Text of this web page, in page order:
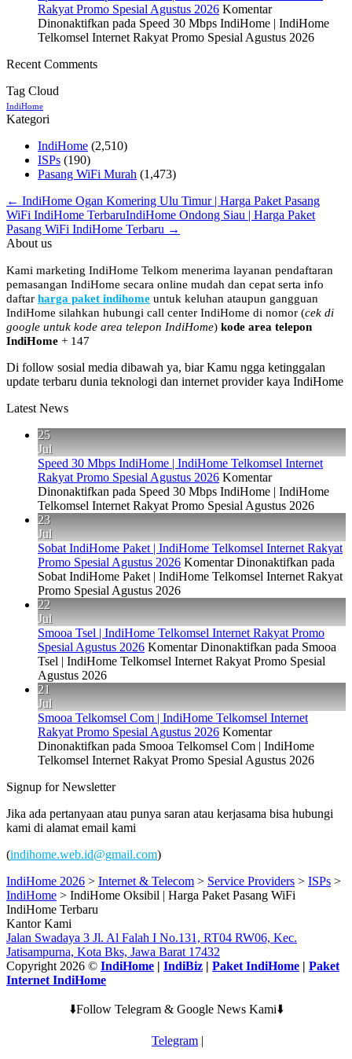
Rakyat Promo Spesial Agustus 2026 Komentar
Dinonaktifkan pada Speed 30 Mbps IndiHome | IndiHome
Telkomsel Internet Rakyat Promo Spesial Agustus 2026
Recent Comments
Tag Cloud
IndiHome
Kategori
IndiHome (2,510)
ISPs (190)
Pasang WiFi Murah (1,473)
← IndiHome Ogan Komering Ulu Timur | Harga Paket Pasang
WiFi IndiHome TerbaruIndiHome Ondong Siau | Harga Paket
Pasang WiFi IndiHome Terbaru →
About us
Kami marketing IndiHome Telkom menerima layanan pendaftaran
pemasangan IndiHome secara online mudah dan cepat serta info
daftar harga paket indihome untuk keluhan ataupun gangguan
IndiHome silahkan hubungi call center IndiHome di nomor (cek di
google untuk kode area telepon IndiHome) kode area telepon
IndiHome + 147
Di follow sosial media dibawah ya, biar Kamu ngga ketinggalan
update terbaru dunia teknologi dan internet provider kaya IndiHome
Latest News
25
Jul
Speed 30 Mbps IndiHome | IndiHome Telkomsel Internet
Rakyat Promo Spesial Agustus 2026 Komentar
Dinonaktifkan pada Speed 30 Mbps IndiHome | IndiHome
Telkomsel Internet Rakyat Promo Spesial Agustus 2026
23
Jul
Sobat IndiHome Paket | IndiHome Telkomsel Internet Rakyat
Promo Spesial Agustus 2026 Komentar Dinonaktifkan pada
Sobat IndiHome Paket | IndiHome Telkomsel Internet Rakyat
Promo Spesial Agustus 2026
22
Jul
Smooa Tsel | IndiHome Telkomsel Internet Rakyat Promo
Spesial Agustus 2026 Komentar Dinonaktifkan pada Smooa
Tsel | IndiHome Telkomsel Internet Rakyat Promo Spesial
Agustus 2026
21
Jul
Smooa Telkomsel Com | IndiHome Telkomsel Internet
Rakyat Promo Spesial Agustus 2026 Komentar
Dinonaktifkan pada Smooa Telkomsel Com | IndiHome
Telkomsel Internet Rakyat Promo Spesial Agustus 2026
Signup for Newsletter
Jika ada pertanyaan atau punya saran atau kerjasama bisa hubungi
kami di alamat email kami
(indihome.web.id@gmail.com)
IndiHome 2026 > Internet & Telecom > Service Providers > ISPs >
IndiHome > IndiHome Oksibil | Harga Paket Pasang WiFi
IndiHome Terbaru
Kantor Kami
Jalan Swadaya 3 Jl. Al Falah I No.131, RT04 RW06, Kec.
Jatisampurna, Kota Bks, Jawa Barat 17432
Copyright 2026 © IndiHome | IndiBiz | Paket IndiHome | Paket
Internet IndiHome
⬇️Follow Telegram & Google News Kami⬇️
Telegram |